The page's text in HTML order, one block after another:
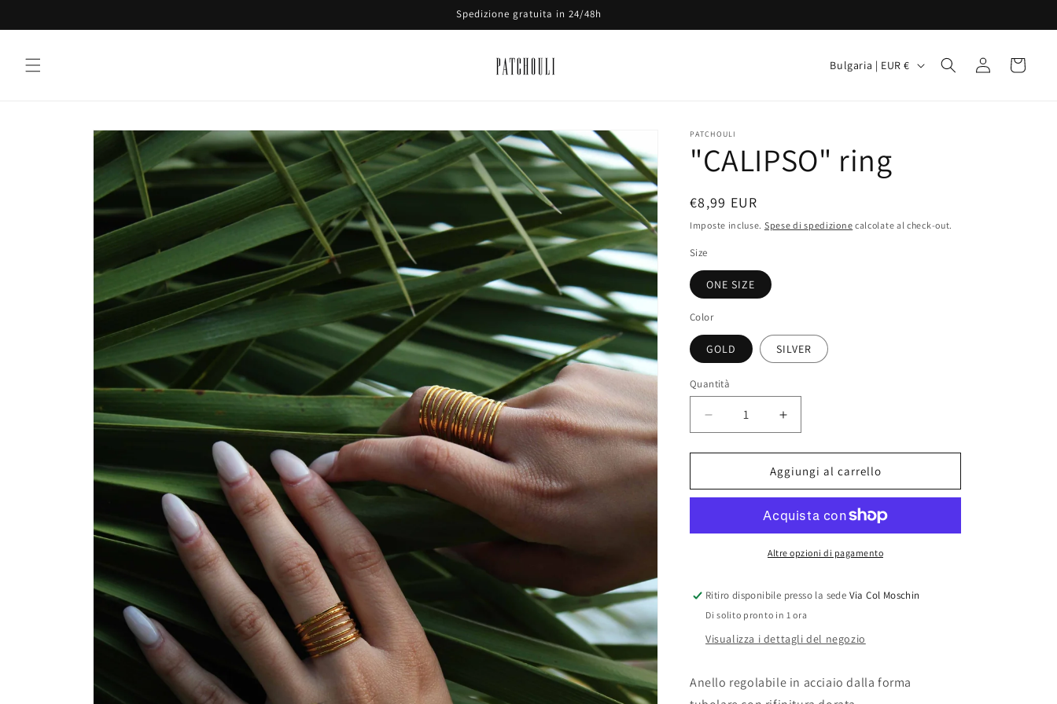
ai contenuti
Spedizione gratuita in 24/48h
e
r
e
o
f
i
c
a
Bulgaria | EUR € Accedi Carrello
Passa alle
informazioni
sul prodotto
PATCHOULI
"CALIPSO" ring
Prezzo
di
listino
€8,99 EUR
Imposte incluse. Spese di spedizione calcolate al check-out.
Size
ONE SIZE
Color
GOLD SILVER
Quantità
Diminuisci
quantità
per
&quot;CALIPSO&quot;
ring
Aumenta
quantità
per
&quot;CALIPSO&quot;
ring
Aggiungi al carrello
Altre opzioni di pagamento
Ritiro disponibile presso la sede Via Col Moschin
Di solito pronto in 1 ora
Visualizza i dettagli del negozio
Anello regolabile in acciaio dalla forma